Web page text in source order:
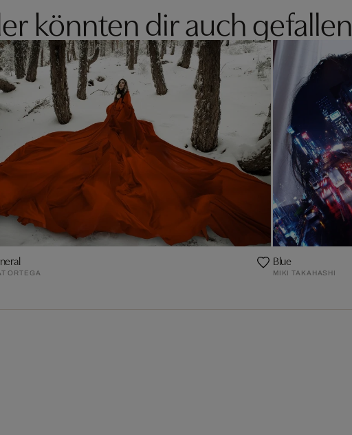
könnten dir auch gefallen
ORTEGA
Blue
MIKI TAKAHASHI